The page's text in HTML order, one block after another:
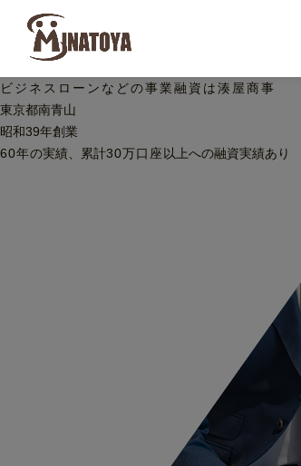
ビジネスローンなどの事業融資は湊屋商事
東京都南青山
昭和39年創業
60年の実績、累計30万口座 以上への融資実績あり